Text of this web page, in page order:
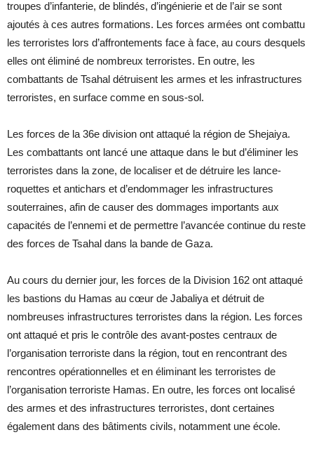
troupes d’infanterie, de blindés, d’ingénierie et de l’air se sont
ajoutés à ces autres formations. Les forces armées ont combattu
les terroristes lors d’affrontements face à face, au cours desquels
elles ont éliminé de nombreux terroristes. En outre, les
combattants de Tsahal détruisent les armes et les infrastructures
terroristes, en surface comme en sous-sol.
Les forces de la 36e division ont attaqué la région de Shejaiya.
Les combattants ont lancé une attaque dans le but d’éliminer les
terroristes dans la zone, de localiser et de détruire les lance-
roquettes et antichars et d’endommager les infrastructures
souterraines, afin de causer des dommages importants aux
capacités de l’ennemi et de permettre l’avancée continue du reste
des forces de Tsahal dans la bande de Gaza.
Au cours du dernier jour, les forces de la Division 162 ont attaqué
les bastions du Hamas au cœur de Jabaliya et détruit de
nombreuses infrastructures terroristes dans la région. Les forces
ont attaqué et pris le contrôle des avant-postes centraux de
l’organisation terroriste dans la région, tout en rencontrant des
rencontres opérationnelles et en éliminant les terroristes de
l’organisation terroriste Hamas. En outre, les forces ont localisé
des armes et des infrastructures terroristes, dont certaines
également dans des bâtiments civils, notamment une école.